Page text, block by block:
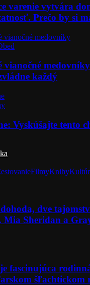
varenie vytvára
Prečo by si
vianočné
každý
Vyskúšajte tento
FilmyKnihy
dve
Mia Sheridan a
fascinujúca
šľachtickom